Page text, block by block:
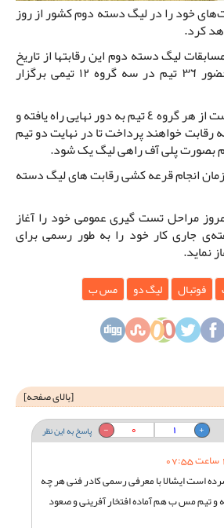
خود را در لیگ دسته دوم کشور از روز
کرد.
لیگ دسته دوم این رقابتها از تاریخ
یکم شهریور ماه و با حضور ٣٦ تیم در سه گروه ١٢ تیمی برگزار
پس از برگزاری دور نخست از هر گروه ٤ تیم به دور نهایی راه یافته و
خواهند پرداخت تا در نهایت دو تیم
بصورت پلی آف راهی لیگ یک شود.
انجام قرعه کشی رقابت های لیگ دسته
مراحل تست گیری عمومی خود را آغاز
جاری کار خود را به طور رسمی برای
نماید.
فوتبال لیگ دو مس ب
[بالای صفحه]
پاسخ به این نظر 0
1
است ایشالا با معرفی رسمی کادر فنی هر چه
تیم مس ب هم آماده افتخار آفرینی و صعود